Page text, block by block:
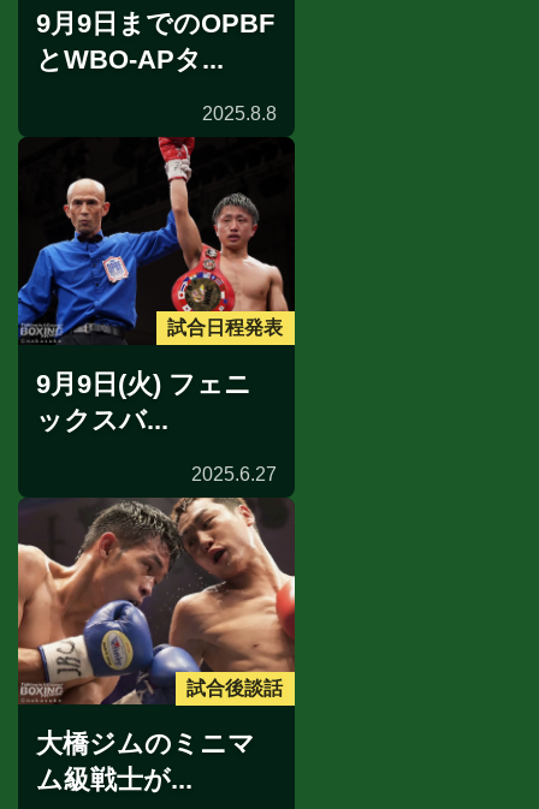
9月9日までのOPBF
とWBO-APタ...
2025.8.8
試合日程発表
9月9日(火) フェニ
ックスバ...
2025.6.27
試合後談話
大橋ジムのミニマ
ム級戦士が...